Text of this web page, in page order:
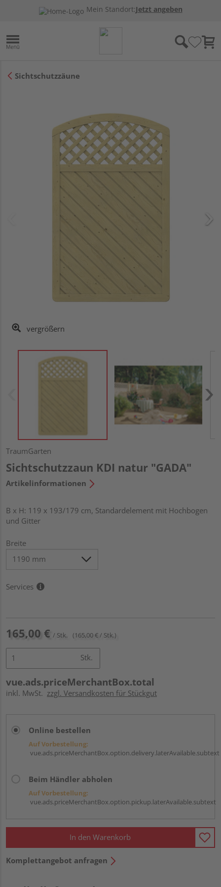
Mein Standort:Jetzt angeben
Sichtschutzzäune
vergrößern
TraumGarten
Sichtschutzzaun KDI natur "GADA"
Artikelinformationen
B x H: 119 x 193/179 cm, Standardelement mit Hochbogen
und Gitter
Breite
Services
165,00 € / Stk. (165,00 € / Stk.)
Stk.
vue.ads.priceMerchantBox.total
inkl. MwSt. zzgl. Versandkosten für Stückgut
Online bestellen
Auf Vorbestellung:
vue.ads.priceMerchantBox.option.delivery.laterAvailable.subtext
Beim Händler abholen
Auf Vorbestellung:
vue.ads.priceMerchantBox.option.pickup.laterAvailable.subtext
In den Warenkorb
Komplettangebot anfragen